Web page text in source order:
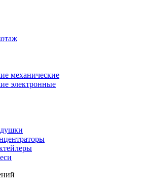
механические
электронные